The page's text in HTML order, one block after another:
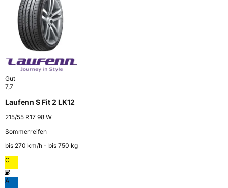
Gut
7,7
Laufenn S Fit 2 LK12
215/55 R17 98 W
Sommerreifen
bis 270 km⁠/⁠h - bis 750 kg
C
A